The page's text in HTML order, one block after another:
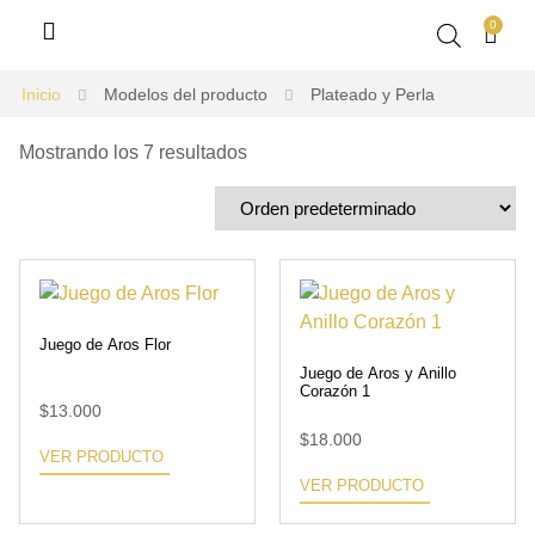
0
Inicio Modelos del producto Plateado y Perla
Mostrando los 7 resultados
Juego de Aros Flor
$13.000
VER PRODUCTO
Juego de Aros y Anillo
Corazón 1
$18.000
VER PRODUCTO